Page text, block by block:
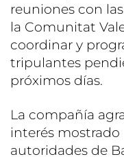
reuniones con
la Comunitat
coordinar y
tripulantes
próximos días.
La compañía
interés mostrado
autoridades de